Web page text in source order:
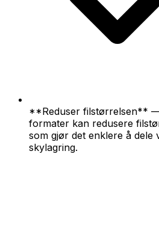
**Reduser filstørrelsen**
formater kan redusere
som gjør det enklere å dele
skylagring.